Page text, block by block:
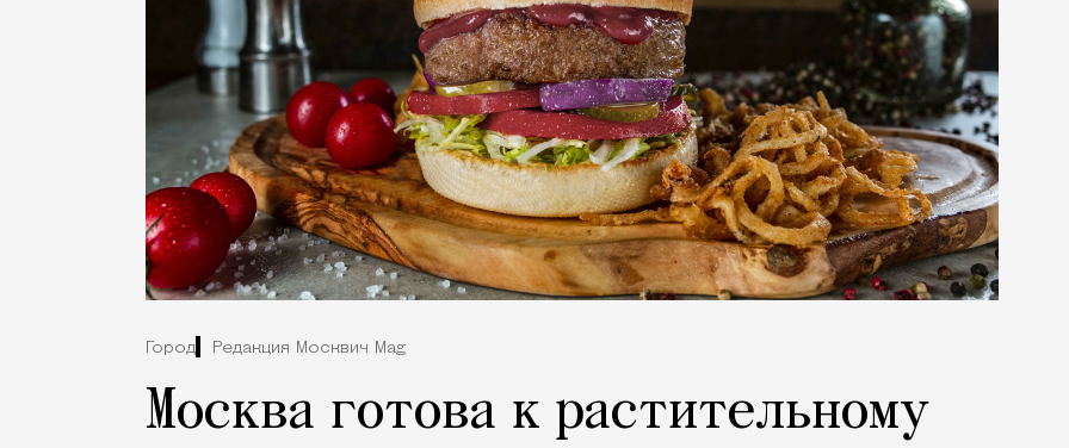
Город Редакция Москвич Mag
Москва готова к растительному